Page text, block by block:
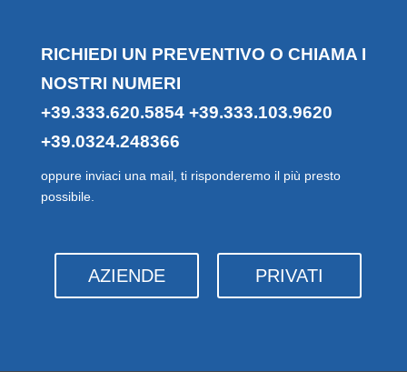
RICHIEDI UN PREVENTIVO O CHIAMA I
NOSTRI NUMERI
+39.333.620.5854 +39.333.103.9620
+39.0324.248366
oppure inviaci una mail, ti risponderemo il più presto
possibile.
AZIENDE PRIVATI